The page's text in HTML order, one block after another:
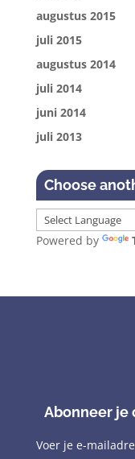
augustus 2015
juli 2015
augustus 2014
juli 2014
juni 2014
juli 2013
Choose
Powered by
Abonneer je
Voer je e-